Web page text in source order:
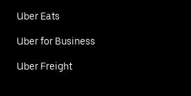
Uber Eats
Uber for Business
Uber Freight